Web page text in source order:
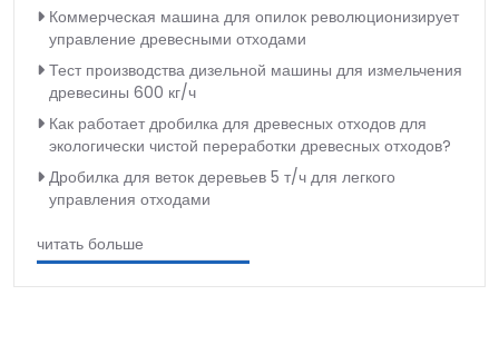
Коммерческая машина для опилок революционизирует
управление древесными отходами
Тест производства дизельной машины для измельчения
древесины 600 кг/ч
Как работает дробилка для древесных отходов для
экологически чистой переработки древесных отходов?
Дробилка для веток деревьев 5 т/ч для легкого
управления отходами
читать больше